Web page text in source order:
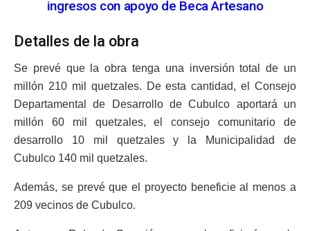
ingresos con apoyo de Beca Artesano
Detalles de la obra
Se prevé que la obra tenga una inversión total de un
millón 210 mil quetzales. De esta cantidad, el Consejo
Departamental de Desarrollo de Cubulco aportará un
millón 60 mil quetzales, el consejo comunitario de
desarrollo 10 mil quetzales y la Municipalidad de
Cubulco 140 mil quetzales.
Además, se prevé que el proyecto beneficie al menos a
209 vecinos de Cubulco.